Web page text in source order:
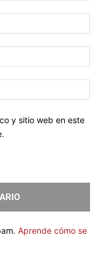
y sitio web en este
Aprende cómo se